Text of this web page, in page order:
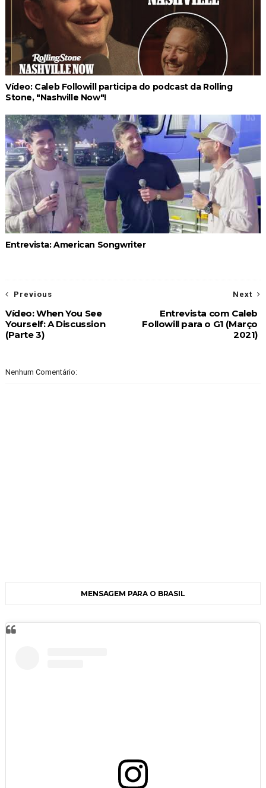
Vídeo: Caleb Followill participa do podcast da Rolling
Stone, "Nashville Now"!
Entrevista: American Songwriter
Next
Entrevista com Caleb
Followill para o G1 (Março
2021)
Previous
Vídeo: When You See
Yourself: A Discussion
(Parte 3)
Nenhum Comentário:
MENSAGEM PARA O BRASIL